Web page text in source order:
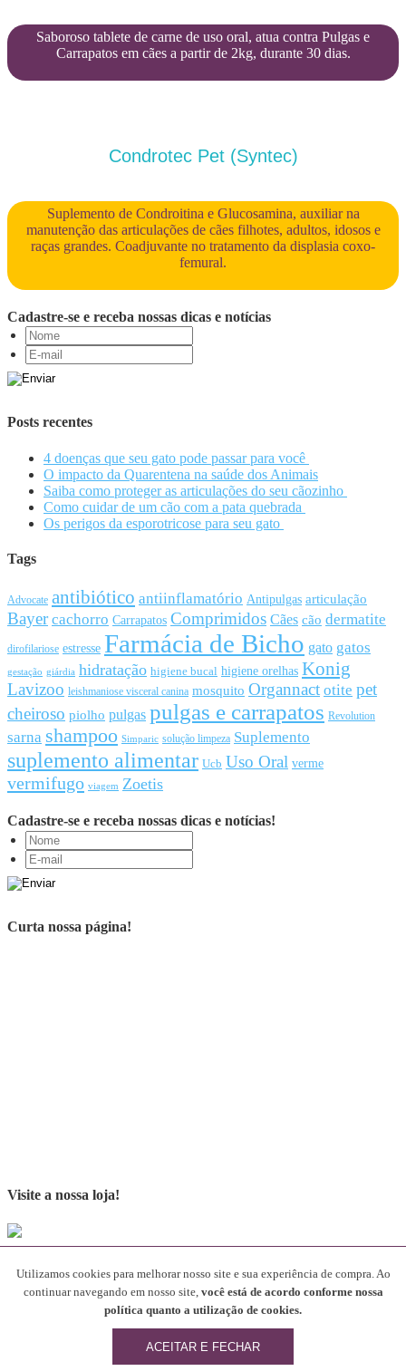
Saboroso tablete de carne de uso oral, atua contra Pulgas e
Carrapatos em cães a partir de 2kg, durante 30 dias.
Condrotec Pet (Syntec)
Suplemento de Condroitina e Glucosamina, auxiliar na
manutenção das articulações de cães filhotes, adultos, idosos e
raças grandes. Coadjuvante no tratamento da displasia coxo-
femural.
Cadastre-se e receba nossas dicas e notícias
Posts recentes
4 doenças que seu gato pode passar para você
O impacto da Quarentena na saúde dos Animais
Saiba como proteger as articulações do seu cãozinho
Como cuidar de um cão com a pata quebrada
Os perigos da esporotricose para seu gato
Tags
Advocate antibiótico antiinflamatório Antipulgas articulação
Bayer cachorro Carrapatos Comprimidos Cães cão dermatite
dirofilariose estresse Farmácia de Bicho gato gatos
gestação giárdia hidratação higiene bucal higiene orelhas Konig
Lavizoo leishmaniose visceral canina mosquito Organnact otite pet
cheiroso piolho pulgas pulgas e carrapatos Revolution
sarna shampoo Simparic solução limpeza Suplemento
suplemento alimentar Ucb Uso Oral verme
vermifugo viagem Zoetis
Cadastre-se e receba nossas dicas e notícias!
Curta nossa página!
Visite a nossa loja!
Parceiros
[rev_slider alias="SliderParceiros"]
Desenvolvido por
Utilizamos cookies para melhorar nosso site e sua experiência de compra. Ao
continuar navegando em nosso site, você está de acordo conforme nossa
política quanto a utilização de cookies.
ACEITAR E FECHAR